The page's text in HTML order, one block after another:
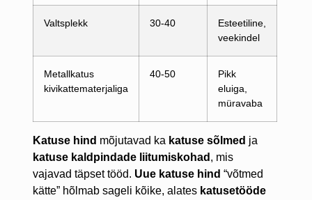
Valtsplekk 30-40
Esteetiline,
veekindel
Metallkatus
kivikattematerjaliga
40-50
Pikk
eluiga,
müravaba
Katuse hind mõjutavad ka katuse sõlmed ja
katuse kaldpindade liitumiskohad , mis
vajavad täpset tööd. Uue katuse hind “võtmed
kätte” hõlmab sageli kõike, alates katusetööde